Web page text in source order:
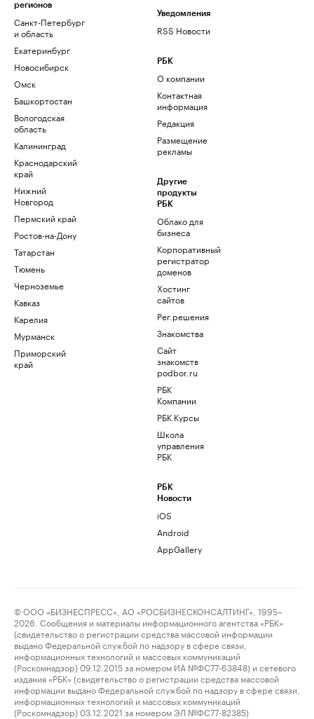
регионов
Санкт-Петербург
и область
Екатеринбург
Новосибирск
Омск
Башкортостан
Вологодская
область
Калининград
Краснодарский
край
Нижний
Новгород
Пермский край
Ростов-на-Дону
Татарстан
Тюмень
Черноземье
Кавказ
Карелия
Мурманск
Приморский
край
Уведомления
RSS Новости
РБК
О компании
Контактная
информация
Редакция
Размещение
рекламы
Другие
продукты
РБК
Облако для
бизнеса
Корпоративный
регистратор
доменов
Хостинг
сайтов
Рег.решения
Знакомства
Сайт
знакомств
podbor.ru
РБК
Компании
РБК Курсы
Школа
управления
РБК
РБК
Новости
iOS
Android
AppGallery
© ООО «БИЗНЕСПРЕСС», АО «РОСБИЗНЕСКОНСАЛТИНГ», 1995–
2026. Сообщения и материалы информационного агентства «РБК»
(свидетельство о регистрации средства массовой информации
выдано Федеральной службой по надзору в сфере связи,
информационных технологий и массовых коммуникаций
(Роскомнадзор) 09.12.2015 за номером ИА №ФС77-63848) и сетевого
издания «РБК» (свидетельство о регистрации средства массовой
информации выдано Федеральной службой по надзору в сфере связи,
информационных технологий и массовых коммуникаций
(Роскомнадзор) 03.12.2021 за номером ЭЛ №ФС77-82385)